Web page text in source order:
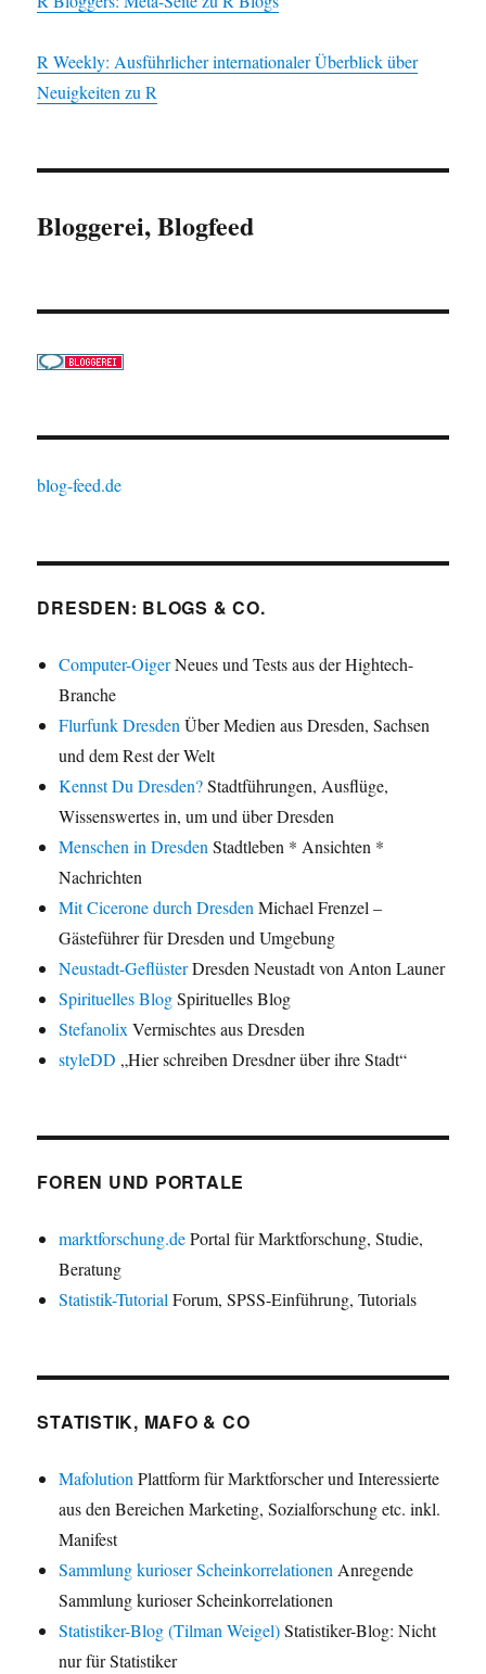
R Weekly: Ausführlicher internationaler Überblick über
Neuigkeiten zu R
Bloggerei, Blogfeed
blog-feed.de
DRESDEN: BLOGS & CO.
Computer-OigerNeues und Tests aus der Hightech-
Branche
Flurfunk Dresden Über Medien aus Dresden, Sachsen
und dem Rest der Welt
Kennst Du Dresden?Stadtführungen, Ausflüge,
Wissenswertes in, um und über Dresden
Menschen in Dresden Stadtleben * Ansichten *
Nachrichten
Mit Cicerone durch Dresden Michael Frenzel –
Gästeführer für Dresden und Umgebung
Neustadt-GeflüsterDresden Neustadt von Anton Launer
Spirituelles BlogSpirituelles Blog
Stefanolix Vermischtes aus Dresden
styleDD „Hier schreiben Dresdner über ihre Stadt“
FOREN UND PORTALE
marktforschung.dePortal für Marktforschung, Studie,
Beratung
Statistik-Tutorial Forum, SPSS-Einführung, Tutorials
STATISTIK, MAFO & CO
Mafolution Plattform für Marktforscher und Interessierte
aus den Bereichen Marketing, Sozialforschung etc. inkl.
Manifest
Sammlung kurioser Scheinkorrelationen Anregende
Sammlung kurioser Scheinkorrelationen
Statistiker-Blog (Tilman Weigel)Statistiker-Blog: Nicht
nur für Statistiker